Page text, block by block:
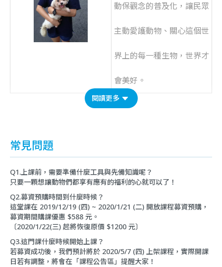
動保觀念的普及化，讓民眾
主動愛護動物、關心這個世
界上的每一種生物，世界才
會美好。
閱讀更多
常見問題
Q1.上課前，需要準備什麼工具與先備知識呢？
只要一顆想讓動物們都享有應有的福利的心就可以了！
Q2.募資預購時間到什麼時候？
這堂課在 2019/12/19 (四) ~ 2020/1/21 (二) 開放課程募資預購，
募資期間購課優惠 $588 元。
〔2020/1/22(三) 起將恢復原價 $1200 元〕
Q3.這門課什麼時候開始上課？
若募資成功後，我們預計將於 2020/5/7 (四) 上架課程，實際開課
日若有調整，將會在「課程公告區」提醒大家！